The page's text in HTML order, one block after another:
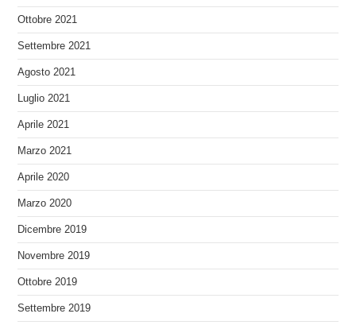
Ottobre 2021
Settembre 2021
Agosto 2021
Luglio 2021
Aprile 2021
Marzo 2021
Aprile 2020
Marzo 2020
Dicembre 2019
Novembre 2019
Ottobre 2019
Settembre 2019